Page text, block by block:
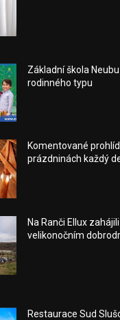
Základní škola
rodinného typu
Komentované
prázdninách každý
Na Ranči Ellux
velikonočním
Restaurace Sud